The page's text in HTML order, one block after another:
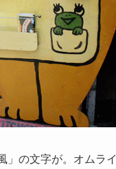
の文字が。オムラ